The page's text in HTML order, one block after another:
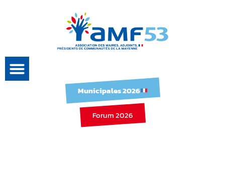
Municipales 2026
Forum 2026